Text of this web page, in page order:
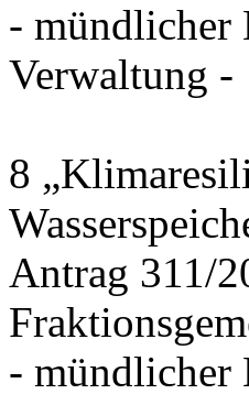
- mündlicher
Verwaltung -
8
Antrag 311/
- mündlicher